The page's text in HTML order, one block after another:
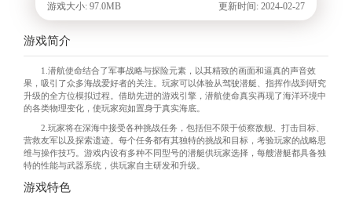
游戏大小: 97.0MB 更新时间: 2024-02-27
游戏简介
1.潜航使命结合了军事战略与探险元素，以其精致的画面和逼真的声音效
果，吸引了众多海战爱好者的关注。玩家可以体验从驾驶潜艇、指挥作战到研究
升级的全方位模拟过程。借助先进的游戏引擎，潜航使命真实再现了海洋环境中
的各类物理变化，使玩家宛如置身于真实海底。
2.玩家将在深海中接受各种挑战任务，包括但不限于侦察敌舰、打击目标、
营救友军以及探索遗迹。每个任务都有其独特的挑战和目标，考验玩家的战略思
维与操作技巧。游戏内设有多种不同型号的潜艇供玩家选择，每艘潜艇都具备独
特的性能与武器系统，供玩家自主研发和升级。
游戏特色